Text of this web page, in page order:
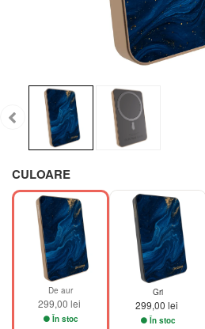
CULOARE
De aur
299,00 lei
În stoc
Gri
299,00 lei
În stoc